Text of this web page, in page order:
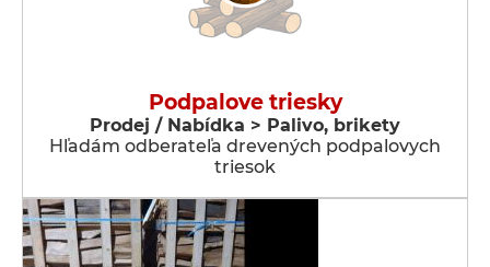
Podpalove triesky
Prodej / Nabídka > Palivo, brikety
Hľadám odberateľa drevených podpalovych
triesok